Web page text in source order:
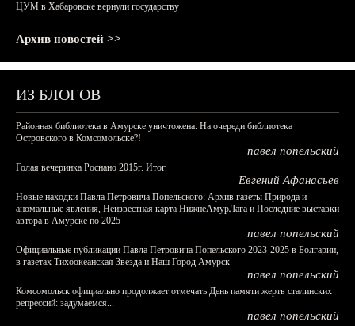
ЦУМ в Хабаровске вернули государству
Архив новостей >>
ИЗ БЛОГОВ
Районная библиотека в Амурске уничтожена. На очереди библиотека
Островского в Комсомольске?!
павел попельский
Голая вечеринка Роснано 2015г. Итог.
Евгений Афанасьев
Новые находки Павла Петровича Попельского: Архив газеты Природа и
аномальные явления, Неизвестная карта НижнеАмурЛага и Последние выставки
автора в Амурске по 2025
павел попельский
Официальные публикации Павла Петровича Попельского 2023-2025 в Болгарии,
в газетах Тихоокеанская Звезда и Наш Город Амурск
павел попельский
Комсомольск официально продолжает отмечать День памяти жертв сталинских
репрессий: задумаемся...
павел попельский